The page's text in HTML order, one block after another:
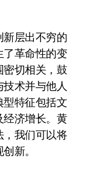
新层出不穷的
了革命性的变
密切相关，鼓
术并与他人
型特征包括文
经济增长。黄
，我们可以将
新。